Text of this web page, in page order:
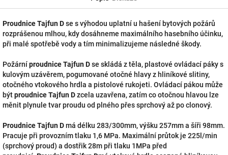
Proudnice Tajfun Dse s výhodou uplatní u hašení bytových požárů
rozprášenou mlhou, kdy dosáhneme maximálního hasebního účinku,
při malé spotřebě vody a tím minimalizujeme následné škody.
Požárníproudnice Tajfun Dse skládá z těla, plastové ovládací páky s
kulovým uzávěrem, pogumované otočné hlavy z hliníkové slitiny,
otočného vtokového hrdla a pistolové rukojeti. Ovládací pákou může
býtproudnice Tajfun Dzcela uzavřena, zatím co otočnou hlavou lze
měnit plynule tvar proudu od plného přes sprchový až po clonový.
Proudnice Tajfun Dmá délku 283/300mm, výšku 257mm a šíři 98mm.
Pracuje při provozním tlaku 1,6 MPa. Maximální průtok je 225l/min
(sprchový proud) a dostřik 28m při tlaku 1MPa před